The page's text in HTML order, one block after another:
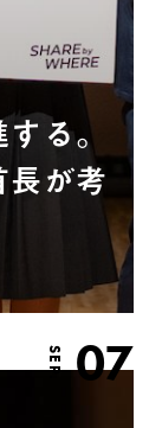
る。
が考
SEP. 07